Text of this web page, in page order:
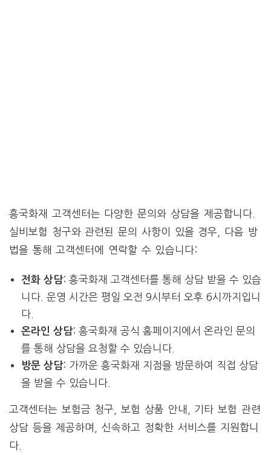
흥국화재 고객센터는 다양한 문의와 상담을 제공합니다.
실비보험 청구와 관련된 문의 사항이 있을 경우, 다음 방
법을 통해 고객센터에 연락할 수 있습니다:
전화 상담: 흥국화재 고객센터를 통해 상담 받을 수 있습
니다. 운영 시간은 평일 오전 9시부터 오후 6시까지입니
다.
온라인 상담: 흥국화재 공식 홈페이지에서 온라인 문의
를 통해 상담을 요청할 수 있습니다.
방문 상담: 가까운 흥국화재 지점을 방문하여 직접 상담
을 받을 수 있습니다.
고객센터는 보험금 청구, 보험 상품 안내, 기타 보험 관련
상담 등을 제공하며, 신속하고 정확한 서비스를 지원합니
다.